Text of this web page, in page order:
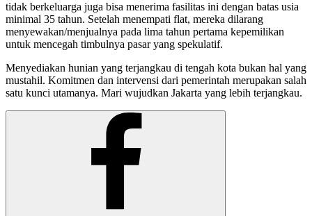
tidak berkeluarga juga bisa menerima fasilitas ini dengan batas usia
minimal 35 tahun. Setelah menempati flat, mereka dilarang
menyewakan/menjualnya pada lima tahun pertama kepemilikan
untuk mencegah timbulnya pasar yang spekulatif.
Menyediakan hunian yang terjangkau di tengah kota bukan hal yang
mustahil. Komitmen dan intervensi dari pemerintah merupakan salah
satu kunci utamanya. Mari wujudkan Jakarta yang lebih terjangkau.